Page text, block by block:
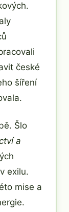
české
šíření
Šlo
a
exilu.
mise a